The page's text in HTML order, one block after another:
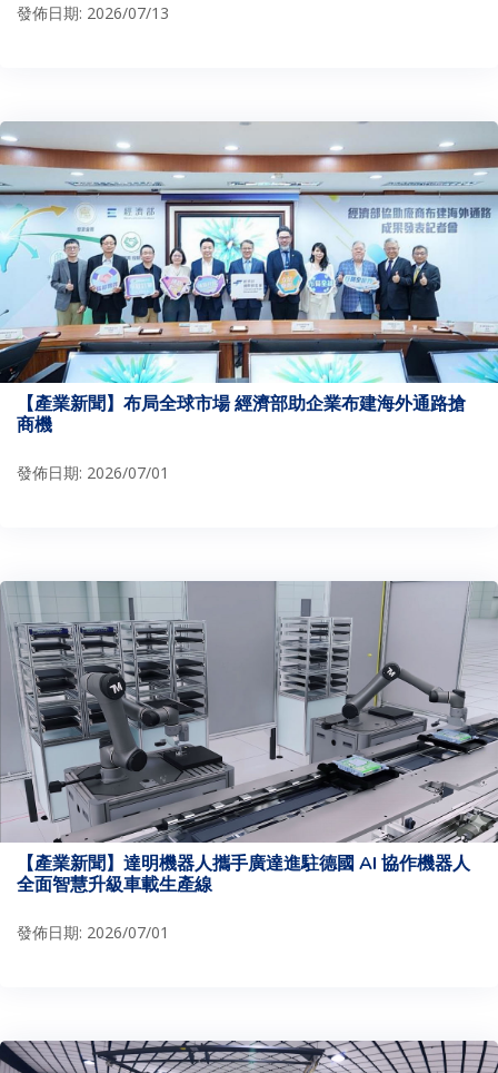
發佈日期: 2026/07/13
【產業新聞】布局全球市場 經濟部助企業布建海外通路搶
商機
發佈日期: 2026/07/01
【產業新聞】達明機器人攜手廣達進駐德國 AI 協作機器人
全面智慧升級車載生產線
發佈日期: 2026/07/01